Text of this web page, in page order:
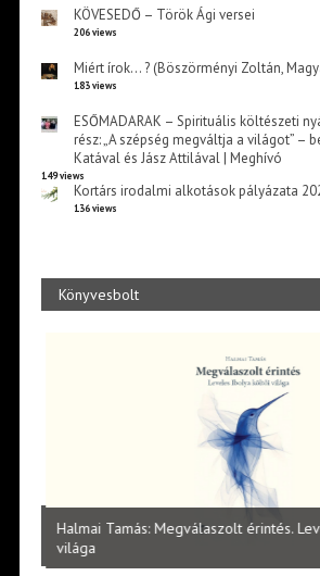
KÖVESEDŐ – Török Ági versei
206 views
Miért írok… ? (Böszörményi Zoltán,
183 views
ESŐMADARAK – Spirituális költészeti
rész: „A szépség megváltja a világot” –
Katával és Jász Attilával | Meghívó
149 views
Kortárs irodalmi alkotások pályázata
136 views
Könyvesbolt
Halmai Tamás: Megválaszolt érintés.
világa